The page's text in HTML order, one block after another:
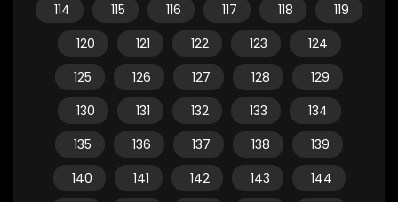
114
115 116 117 118
119
120
121 122 123
124
125
126 127 128
129
130
131 132 133
134
135
136 137 138
139
140
141 142 143
144